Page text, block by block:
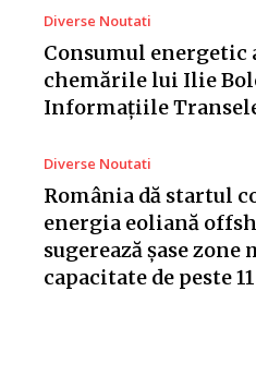
Diverse Noutati
Consumul
chemările lui Ilie
Informațiile
Diverse Noutati
România dă startul
energia eoliană
sugerează șase
capacitate de peste